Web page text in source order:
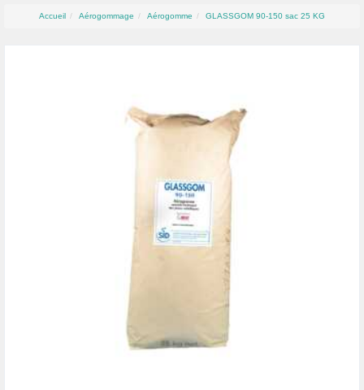
Accueil Aérogommage Aérogomme GLASSGOM 90-150 sac 25 KG